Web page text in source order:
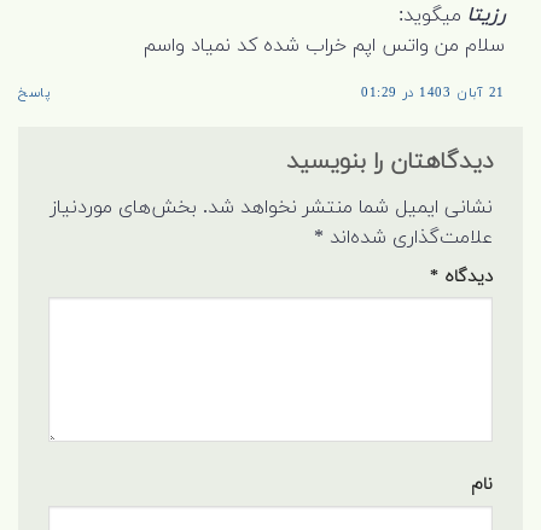
رزیتا میگوید:
سلام من واتس اپم خراب شده کد نمیاد واسم
21 آبان 1403 در 01:29 پاسخ
دیدگاهتان را بنویسید
نشانی ایمیل شما منتشر نخواهد شد. بخش‌های موردنیاز
علامت‌گذاری شده‌اند *
دیدگاه *
نام